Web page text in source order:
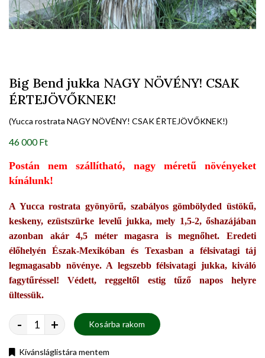
Big Bend jukka NAGY NÖVÉNY! CSAK
ÉRTEJÖVŐKNEK!
(Yucca rostrata NAGY NÖVÉNY! CSAK ÉRTEJÖVŐKNEK!)
46 000 Ft
Postán nem szállítható, nagy méretű növényeket
kínálunk!
A Yucca rostrata gyönyörű, szabályos gömbölyded üstökű,
keskeny, ezüstszürke levelű jukka, mely 1,5-2, őshazájában
azonban akár 4,5 méter magasra is megnőhet. Eredeti
élőhelyén Észak-Mexikóban és Texasban a félsivatagi táj
legmagasabb növénye. A legszebb félsivatagi jukka, kiváló
fagytűréssel! Védett, reggeltől estig tűző napos helyre
ültessük.
- + Kosárba rakom
Kívánsláglistára mentem